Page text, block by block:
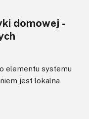
domowej -
elementu systemu
jest lokalna